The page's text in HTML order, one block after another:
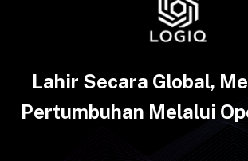
Lahir Secara Global,
Pertumbuhan Melalui